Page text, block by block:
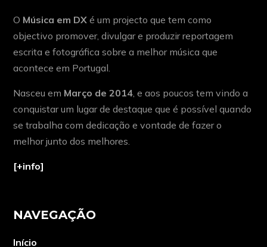
O Música em DX é um projecto que tem como
objectivo promover, divulgar e produzir reportagem
escrita e fotográfica sobre a melhor música que
acontece em Portugal.
Nasceu em Março de 2014, e aos poucos tem vindo a
conquistar um lugar de destaque que é possível quando
se trabalha com dedicação e vontade de fazer o
melhor junto dos melhores.
[+info]
NAVEGAÇÃO
Início